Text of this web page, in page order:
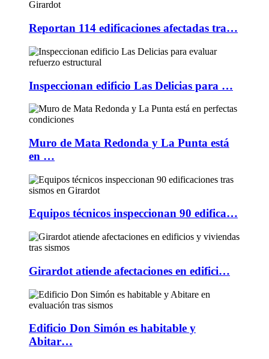
Reportan 114 edificaciones afectadas tra…
Inspeccionan edificio Las Delicias para …
Muro de Mata Redonda y La Punta está
en …
Equipos técnicos inspeccionan 90 edifica…
Girardot atiende afectaciones en edifici…
Edificio Don Simón es habitable y
Abitar…